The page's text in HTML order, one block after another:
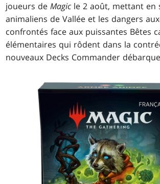
joueurs deMagic le 2 août, mettant en
animaliens de Vallée et les dangers
confrontés face aux puissantes Bêtes
élémentaires qui rôdent dans la
nouveaux Decks Commander